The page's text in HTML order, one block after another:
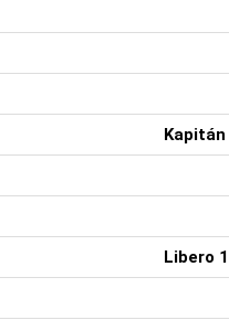
Kapitán
Libero 1